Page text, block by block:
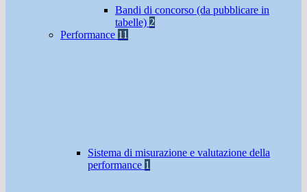
Bandi di concorso (da pubblicare in
tabelle) 2
Performance 11
Sistema di misurazione e valutazione della
performance 1